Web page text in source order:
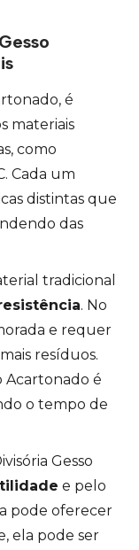
é
materiais
como
Cada um
distintas que
das
tradicional
. No
e requer
resíduos.
Acartonado é
o tempo de
Gesso
e pelo
pode oferecer
ela pode ser